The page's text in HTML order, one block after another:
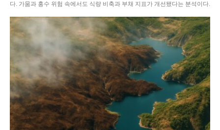
다. 가뭄과 홍수 위험 속에서도 식량 비축과 부채 지표가 개선됐다는 분석이다.